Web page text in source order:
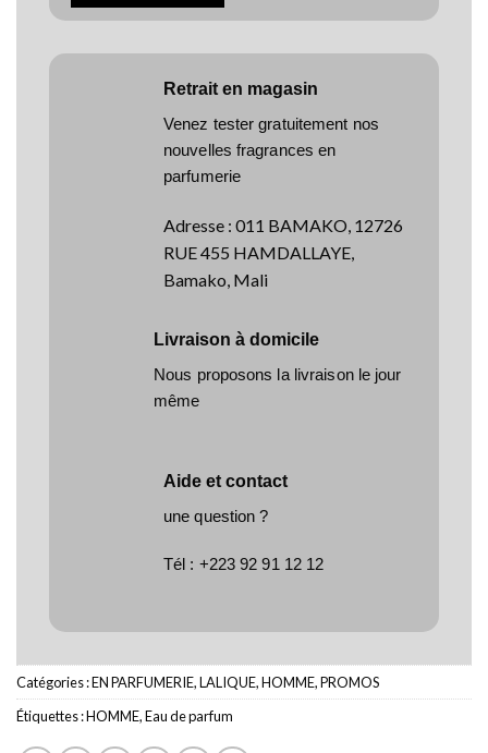
Retrait en magasin
Venez tester gratuitement nos
nouvelles fragrances en
parfumerie
Adresse : 011 BAMAKO, 12726
RUE 455 HAMDALLAYE,
Bamako, Mali
Livraison à domicile
Nous proposons la livraison le jour
même
Aide et contact
une question ?
Tél : +223 92 91 12 12
Catégories :EN PARFUMERIE,LALIQUE,HOMME,PROMOS
Étiquettes :HOMME,Eau de parfum